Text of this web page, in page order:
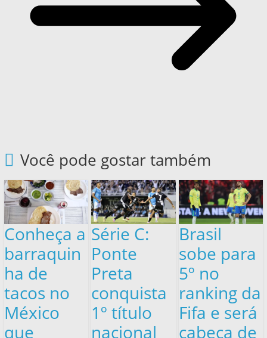
Você pode gostar também
Conheça a
barraquin
ha de
tacos no
México
que
Série C:
Ponte
Preta
conquista
1º título
nacional
Brasil
sobe para
5º no
ranking da
Fifa e será
cabeça de